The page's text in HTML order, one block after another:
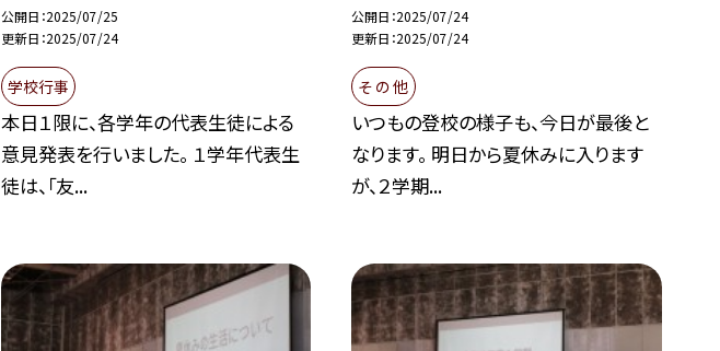
公開日 2025/07/25
更新日 2025/07/24
学校行事
本日１限に、各学年の代表生徒による
意見発表を行いました。 １学年代表生
徒は、「友...
公開日 2025/07/24
更新日 2025/07/24
そ の 他
いつもの登校の様子も、今日が最後と
なります。 明日から夏休みに入ります
が、２学期...